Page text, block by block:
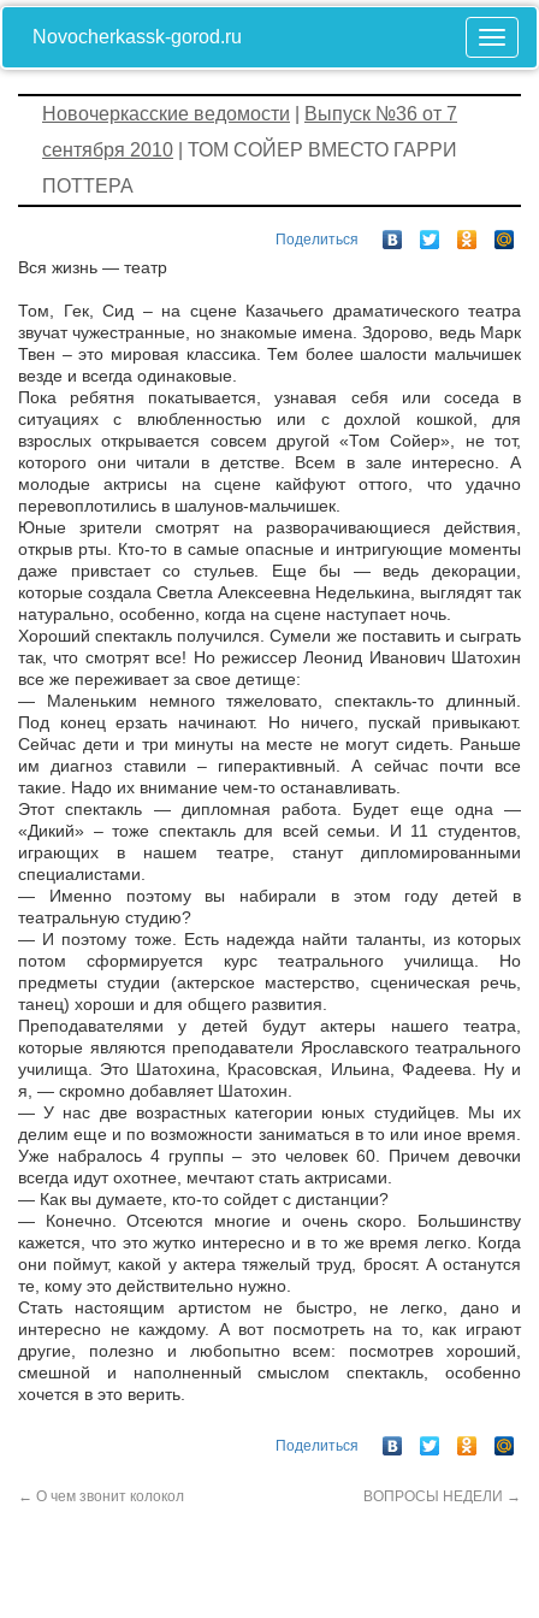
Novocherkassk-gorod.ru
Новочеркасские ведомости
Выпуск №36 от 7
сентября 2010 | ТОМ СОЙЕР ВМЕСТО ГАРРИ
ПОТТЕРА
Поделиться
Вся жизнь — театр
Том, Гек, Сид – на сцене Казачьего драматического театра
звучат чужестранные, но знакомые имена. Здорово, ведь Марк
Твен – это мировая классика. Тем более шалости мальчишек
везде и всегда одинаковые.
Пока ребятня покатывается, узнавая себя или соседа в
ситуациях с влюбленностью или с дохлой кошкой, для
взрослых открывается совсем другой «Том Сойер», не тот,
которого они читали в детстве. Всем в зале интересно. А
молодые актрисы на сцене кайфуют оттого, что удачно
перевоплотились в шалунов-мальчишек.
Юные зрители смотрят на разворачивающиеся действия,
открыв рты. Кто-то в самые опасные и интригующие моменты
даже привстает со стульев. Еще бы — ведь декорации,
которые создала Светла Алексеевна Неделькина, выглядят так
натурально, особенно, когда на сцене наступает ночь.
Хороший спектакль получился. Сумели же поставить и сыграть
так, что смотрят все! Но режиссер Леонид Иванович Шатохин
все же переживает за свое детище:
— Маленьким немного тяжеловато, спектакль-то длинный.
Под конец ерзать начинают. Но ничего, пускай привыкают.
Сейчас дети и три минуты на месте не могут сидеть. Раньше
им диагноз ставили – гиперактивный. А сейчас почти все
такие. Надо их внимание чем-то останавливать.
Этот спектакль — дипломная работа. Будет еще одна —
«Дикий» – тоже спектакль для всей семьи. И 11 студентов,
играющих в нашем театре, станут дипломированными
специалистами.
— Именно поэтому вы набирали в этом году детей в
театральную студию?
— И поэтому тоже. Есть надежда найти таланты, из которых
потом сформируется курс театрального училища. Но
предметы студии (актерское мастерство, сценическая речь,
танец) хороши и для общего развития.
Преподавателями у детей будут актеры нашего театра,
которые являются преподаватели Ярославского театрального
училища. Это Шатохина, Красовская, Ильина, Фадеева. Ну и
я, — скромно добавляет Шатохин.
— У нас две возрастных категории юных студийцев. Мы их
делим еще и по возможности заниматься в то или иное время.
Уже набралось 4 группы – это человек 60. Причем девочки
всегда идут охотнее, мечтают стать актрисами.
— Как вы думаете, кто-то сойдет с дистанции?
— Конечно. Отсеются многие и очень скоро. Большинству
кажется, что это жутко интересно и в то же время легко. Когда
они поймут, какой у актера тяжелый труд, бросят. А останутся
те, кому это действительно нужно.
Стать настоящим артистом не быстро, не легко, дано и
интересно не каждому. А вот посмотреть на то, как играют
другие, полезно и любопытно всем: посмотрев хороший,
смешной и наполненный смыслом спектакль, особенно
хочется в это верить.
Поделиться
← О чем звонит колокол ВОПРОСЫ НЕДЕЛИ →